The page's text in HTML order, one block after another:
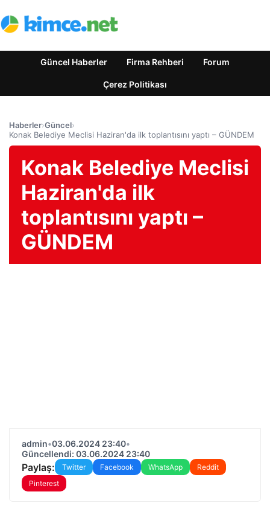
Güncel Haberler Firma Rehberi Forum
Çerez Politikası
Haberler›Güncel›
Konak Belediye Meclisi Haziran'da ilk toplantısını yaptı – GÜNDEM
Konak Belediye Meclisi
Haziran'da ilk
toplantısını yaptı –
GÜNDEM
admin•03.06.2024 23:40•
Güncellendi: 03.06.2024 23:40
Paylaş: Twitter Facebook WhatsApp
Reddit
Pinterest